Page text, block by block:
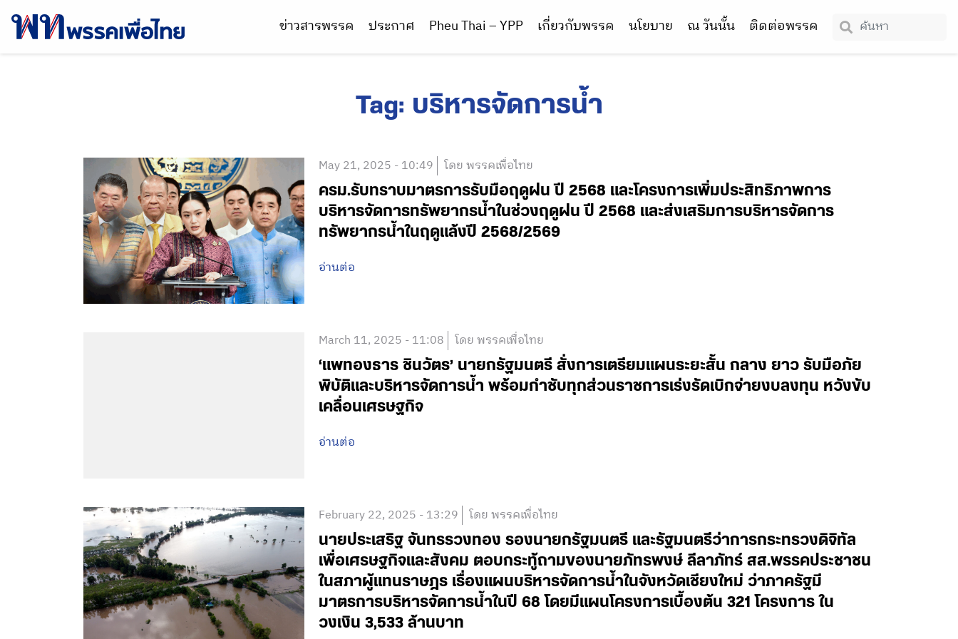
ข่าวสารพรรค ประกาศ Pheu Thai – YPP เกี่ยวกับพรรค นโยบาย ณ วันนั้น ติดต่อพรรค
Tag: บริหารจัดการน้ำ
May 21, 2025 - 10:49 โดย พรรคเพื่อไทย
ครม.รับทราบมาตรการรับมือฤดูฝน ปี 2568 และโครงการเพิ่มประสิทธิภาพการ
บริหารจัดการทรัพยากรน้ำในช่วงฤดูฝน ปี 2568 และส่งเสริมการบริหารจัดการ
ทรัพยากรน้ำในฤดูแล้งปี 2568/2569
อ่านต่อ
March 11, 2025 - 11:08 โดย พรรคเพื่อไทย
‘แพทองธาร ชินวัตร’ นายกรัฐมนตรี สั่งการเตรียมแผนระยะสั้น กลาง ยาว รับมือภัย
พิบัติและบริหารจัดการน้ำ พร้อมกำชับทุกส่วนราชการเร่งรัดเบิกจ่ายงบลงทุน หวังขับ
เคลื่อนเศรษฐกิจ
อ่านต่อ
February 22, 2025 - 13:29 โดย พรรคเพื่อไทย
นายประเสริฐ จันทรรวงทอง รองนายกรัฐมนตรี และรัฐมนตรีว่าการกระทรวงดิจิทัล
เพื่อเศรษฐกิจและสังคม ตอบกระทู้ถามของนายภัทรพงษ์ ลีลาภัทร์ สส.พรรคประชาชน
ในสภาผู้แทนราษฎร เรื่องแผนบริหารจัดการน้ำในจังหวัดเชียงใหม่ ว่าภาครัฐมี
มาตรการบริหารจัดการน้ำในปี 68 โดยมีแผนโครงการเบื้องต้น 321 โครงการ ใน
วงเงิน 3,533 ล้านบาท